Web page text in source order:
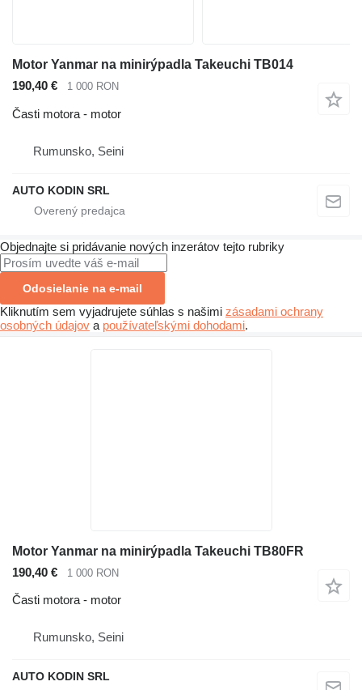
Motor Yanmar na minirýpadla Takeuchi TB014
190,40 €
1 000 RON
Časti motora - motor
Rumunsko, Seini
AUTO KODIN SRL
Objednajte si pridávanie nových inzerátov tejto rubriky
Odosielanie na e-mail
Kliknutím sem vyjadrujete súhlas s našimi zásadami ochrany
osobných údajov a používateľskými dohodami.
Motor Yanmar na minirýpadla Takeuchi TB80FR
190,40 €
1 000 RON
Časti motora - motor
Rumunsko, Seini
AUTO KODIN SRL